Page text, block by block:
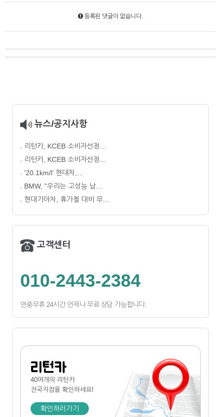
등록된 댓글이 없습니다.
뉴스/공지사항
리턴카, KCEB 소비자선정…
리턴카, KCEB 소비자선정…
'20.1km/l' 현대차,…
BMW, "우리는 고성능 남…
현대기아차, 휴가철 대비 무…
고객센터
010-2443-2384
연중무휴 24시간 언제나 무료 상담 가능합니다.
리턴카
40여개의 리턴카
전국지점을 확인하세요!
확인하러가기